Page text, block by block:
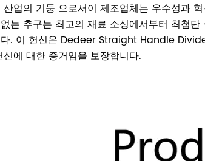
산업의 기둥 으로서이 제조업체는 우수성과
는 추구는 최고의 재료 소싱에서부터 최첨
. 이 헌신은 Dedeer Straight Handle
신에 대한 증거임을 보장합니다.